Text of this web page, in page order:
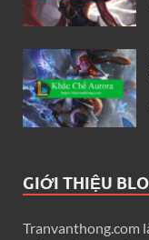
GIỚI THIỆU
Tranvanthong.com